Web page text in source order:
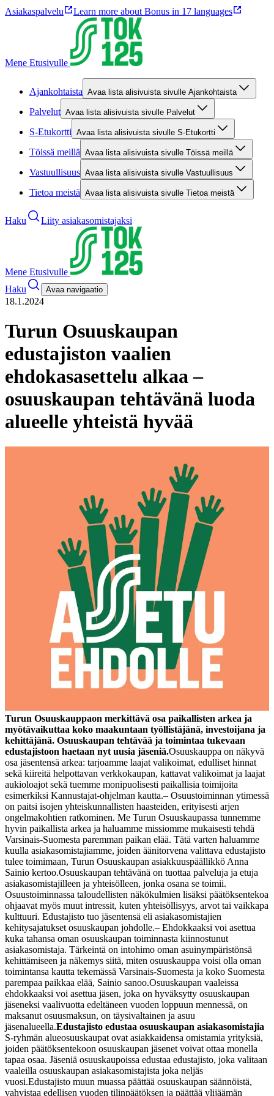
Asiakaspalvelu Learn more about Bonus in 17 languages
Mene Etusivulle
Ajankohtaista Avaa lista alisivuista sivulle Ajankohtaista
Palvelut Avaa lista alisivuista sivulle Palvelut
S-Etukortti Avaa lista alisivuista sivulle S-Etukortti
Töissä meillä Avaa lista alisivuista sivulle Töissä meillä
Vastuullisuus Avaa lista alisivuista sivulle Vastuullisuus
Tietoa meistä Avaa lista alisivuista sivulle Tietoa meistä
Haku Liity asiakasomistajaksi
Mene Etusivulle
Haku
Avaa navigaatio
18.1.2024
Turun Osuuskaupan
edustajiston vaalien
ehdokasasettelu alkaa –
osuuskaupan tehtävänä luoda
alueelle yhteistä hyvää
Turun Osuuskauppaon merkittävä osa paikallisten arkea ja
myötävaikuttaa koko maakuntaan työllistäjänä, investoijana ja
kehittäjänä. Osuuskaupan tehtävää ja toimintaa tukevaan
edustajistoon haetaan nyt uusia jäseniä.Osuuskauppa on näkyvä
osa jäsentensä arkea: tarjoamme laajat valikoimat, edulliset hinnat
sekä kiireitä helpottavan verkkokaupan, kattavat valikoimat ja laajat
aukioloajot sekä tuemme monipuolisesti paikallisia toimijoita
esimerkiksi Kannustajat-ohjelman kautta.– Osuustoiminnan ytimessä
on paitsi isojen yhteiskunnallisten haasteiden, erityisesti arjen
ongelmakohtien ratkominen. Me Turun Osuuskaupassa tunnemme
hyvin paikallista arkea ja haluamme missiomme mukaisesti tehdä
Varsinais-Suomesta paremman paikan elää. Tätä varten haluamme
kuulla asiakasomistajiamme, joiden äänitorvena valittava edustajisto
tulee toimimaan, Turun Osuuskaupan asiakkuuspäällikkö Anna
Sainio kertoo.Osuuskaupan tehtävänä on tuottaa palveluja ja etuja
asiakasomistajilleen ja yhteisölleen, jonka osana se toimii.
Osuustoiminnassa taloudellisten näkökulmien lisäksi päätöksentekoa
ohjaavat myös muut intressit, kuten yhteisöllisyys, arvot tai vaikkapa
kulttuuri. Edustajisto tuo jäsentensä eli asiakasomistajien
kehitysajatukset osuuskaupan johdolle.– Ehdokkaaksi voi asettua
kuka tahansa oman osuuskaupan toiminnasta kiinnostunut
asiakasomistaja. Tärkeintä on intohimo oman asuinympäristönsä
kehittämiseen ja näkemys siitä, miten osuuskauppa voisi olla oman
toimintansa kautta tekemässä Varsinais-Suomesta ja koko Suomesta
parempaa paikkaa elää, Sainio sanoo.Osuuskaupan vaaleissa
ehdokkaaksi voi asettua jäsen, joka on hyväksytty osuuskaupan
jäseneksi vaalivuotta edeltäneen vuoden loppuun mennessä, on
maksanut osuusmaksun, on täysivaltainen ja asuu
jäsenalueella.Edustajisto edustaa osuuskaupan asiakasomistajia
S-ryhmän alueosuuskaupat ovat asiakkaidensa omistamia yrityksiä,
joiden päätöksentekoon osuuskaupan jäsenet voivat ottaa monella
tapaa osaa. Jäseniä osuuskaupoissa edustaa edustajisto, joka valitaan
vaaleilla osuuskaupan asiakasomistajista joka neljäs
vuosi.Edustajisto muun muassa päättää osuuskaupan säännöistä,
vahvistaa edellisen vuoden tilinpäätöksen ja päättää ylijäämän